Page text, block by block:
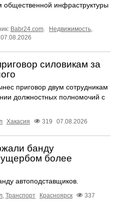
инфраструктуры
Babr24.com. Недвижимость,
07.08.2026
силовикам за
приговор двум сотрудникам
должностных полномочий с
Хакасия 319 07.08.2026
банду
ущербом более
автоподставщиков.
, Транспорт Красноярск
337